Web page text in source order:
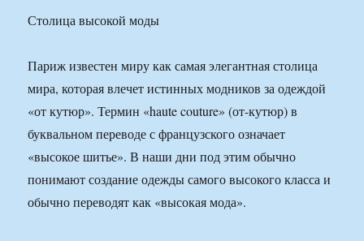
Столица высокой моды
Париж известен миру как самая элегантная столица
мира, которая влечет истинных модников за одеждой
«от кутюр». Термин «haute couture» (от-кутюр) в
буквальном переводе с французского означает
«высокое шитье». В наши дни под этим обычно
понимают создание одежды самого высокого класса и
обычно переводят как «высокая мода».